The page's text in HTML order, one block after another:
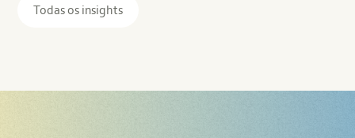
Todas os insights